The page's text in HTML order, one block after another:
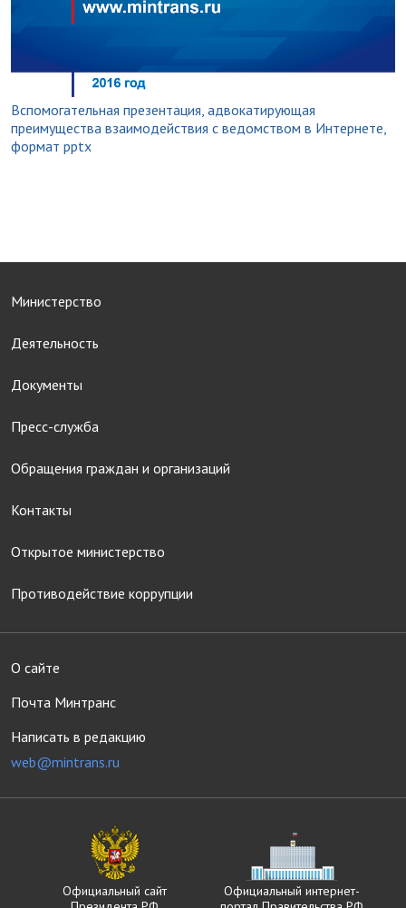
Вспомогательная презентация, адвокатирующая
преимущества взаимодействия с ведомством в Интернете,
формат pptx
Министерство
Деятельность
Документы
Пресс-служба
Обращения граждан и организаций
Контакты
Открытое министерство
Противодействие коррупции
О сайте
Почта Минтранс
Написать в редакцию
web@mintrans.ru
Официальный сайт
Официальный интернет-